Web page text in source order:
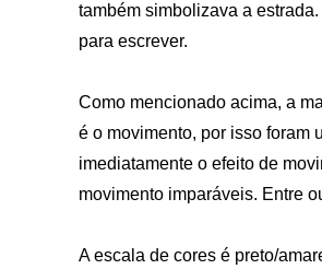
também simbolizava a
para escrever.
Como mencionado acima, a
é o movimento, por isso foram
imediatamente o efeito de
movimento imparáveis. Entre
A escala de cores é preto/